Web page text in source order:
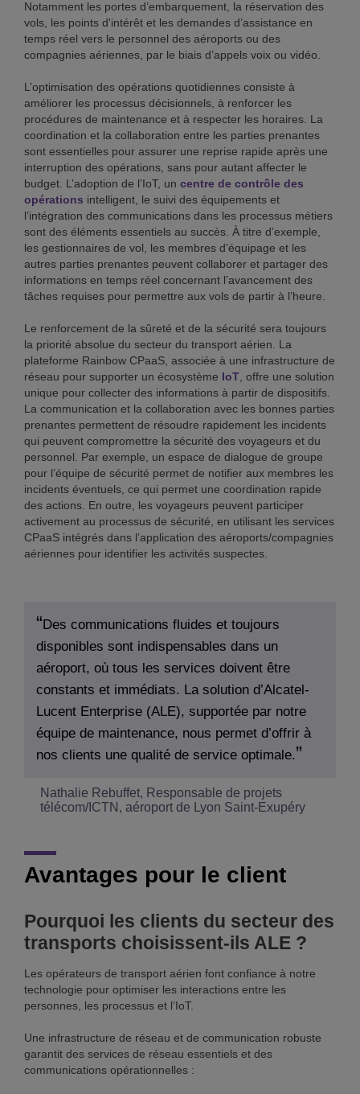
Notamment les portes d’embarquement, la réservation des
vols, les points d'intérêt et les demandes d’assistance en
temps réel vers le personnel des aéroports ou des
compagnies aériennes, par le biais d’appels voix ou vidéo.
L’optimisation des opérations quotidiennes consiste à
améliorer les processus décisionnels, à renforcer les
procédures de maintenance et à respecter les horaires. La
coordination et la collaboration entre les parties prenantes
sont essentielles pour assurer une reprise rapide après une
interruption des opérations, sans pour autant affecter le
budget. L’adoption de l’IoT, un centre de contrôle des
opérations intelligent, le suivi des équipements et
l’intégration des communications dans les processus métiers
sont des éléments essentiels au succès. À titre d’exemple,
les gestionnaires de vol, les membres d’équipage et les
autres parties prenantes peuvent collaborer et partager des
informations en temps réel concernant l’avancement des
tâches requises pour permettre aux vols de partir à l’heure.
Le renforcement de la sûreté et de la sécurité sera toujours
la priorité absolue du secteur du transport aérien. La
plateforme Rainbow CPaaS, associée à une infrastructure de
réseau pour supporter un écosystème IoT , offre une solution
unique pour collecter des informations à partir de dispositifs.
La communication et la collaboration avec les bonnes parties
prenantes permettent de résoudre rapidement les incidents
qui peuvent compromettre la sécurité des voyageurs et du
personnel. Par exemple, un espace de dialogue de groupe
pour l’équipe de sécurité permet de notifier aux membres les
incidents éventuels, ce qui permet une coordination rapide
des actions. En outre, les voyageurs peuvent participer
activement au processus de sécurité, en utilisant les services
CPaaS intégrés dans l’application des aéroports/compagnies
aériennes pour identifier les activités suspectes.
Des communications fluides et toujours
disponibles sont indispensables dans un
aéroport, où tous les services doivent être
constants et immédiats. La solution d’Alcatel-
Lucent Enterprise (ALE), supportée par notre
équipe de maintenance, nous permet d’offrir à
nos clients une qualité de service optimale.
Nathalie Rebuffet, Responsable de projets
télécom/ICTN, aéroport de Lyon Saint-Exupéry
Avantages pour le client
Pourquoi les clients du secteur des
transports choisissent-ils ALE ?
Les opérateurs de transport aérien font confiance à notre
technologie pour optimiser les interactions entre les
personnes, les processus et l’IoT.
Une infrastructure de réseau et de communication robuste
garantit des services de réseau essentiels et des
communications opérationnelles :